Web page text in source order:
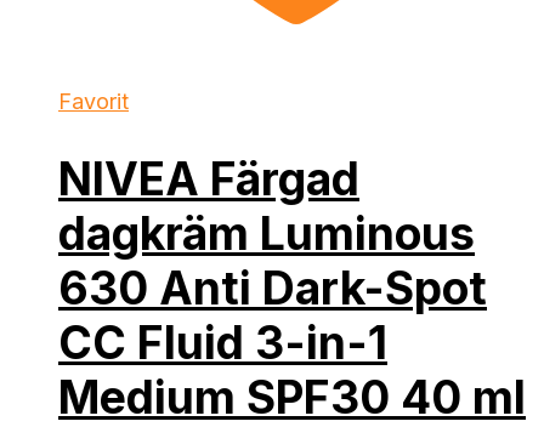
Favorit
NIVEA Färgad
dagkräm Luminous
630 Anti Dark-Spot
CC Fluid 3-in-1
Medium SPF30 40 ml